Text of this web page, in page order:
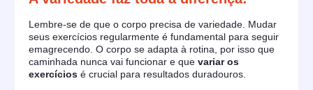
Lembre-se de que o corpo precisa de variedade. Mudar
seus exercícios regularmente é fundamental para seguir
emagrecendo. O corpo se adapta à rotina, por isso que
caminhada nunca vai funcionar e que variar os
exercícios é crucial para resultados duradouros.